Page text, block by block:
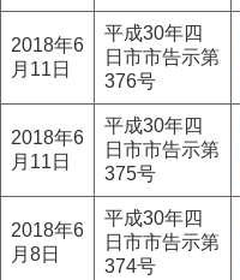
2018年6
月11日
平成30年四
日市市告示第
376号
2018年6
月11日
平成30年四
日市市告示第
375号
2018年6
月8日
平成30年四
日市市告示第
374号